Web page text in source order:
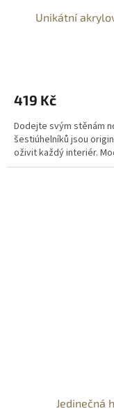
Unikátní
419 Kč
Dodejte svým stěnám
šestiúhelníků jsou
oživit každý interiér.
Jedinečná